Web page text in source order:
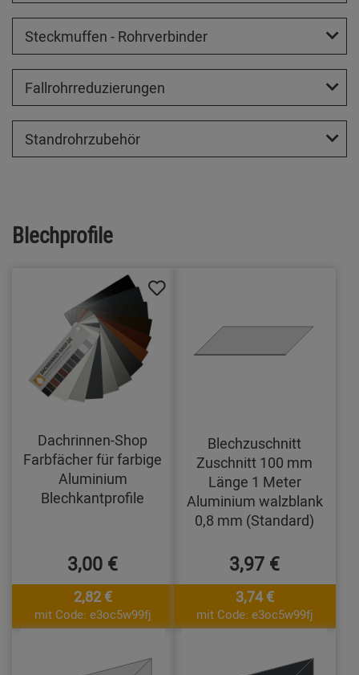
Steckmuffen - Rohrverbinder
Fallrohrreduzierungen
Standrohrzubehör
Blechprofile
Dachrinnen-Shop
Farbfächer für farbige
Aluminium
Blechkantprofile
3,00 €
2,82 €
mit Code: e3oc5w99fj
Blechzuschnitt
Zuschnitt 100 mm
Länge 1 Meter
Aluminium walzblank
0,8 mm (Standard)
3,97 €
3,74 €
mit Code: e3oc5w99fj